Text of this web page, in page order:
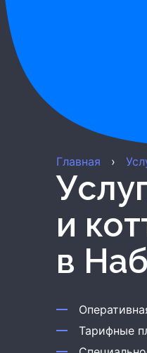
Главная ›
Услуги охраны дачных
и
в
Тарифные